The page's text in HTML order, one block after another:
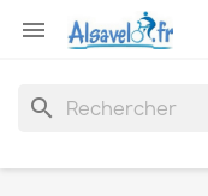

search